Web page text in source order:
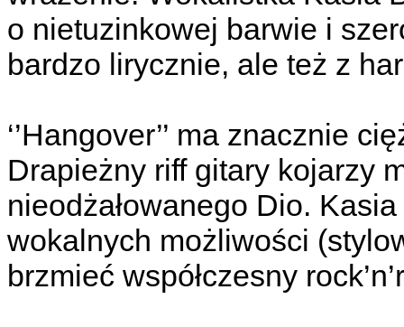
o nietuzinkowej barwie i
bardzo lirycznie, ale też z
‘’Hangover’’ ma znacznie
Drapieżny riff gitary kojarzy
nieodżałowanego Dio.
wokalnych możliwości
brzmieć współczesny